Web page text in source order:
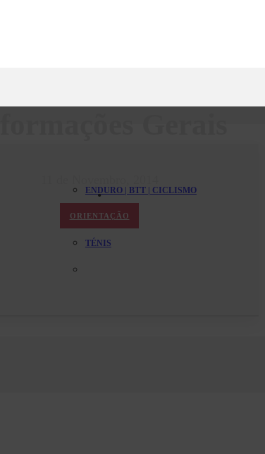
ENDURO | BTT | CICLISMO
PADEL
TÉNIS
ORIENTAÇÃO